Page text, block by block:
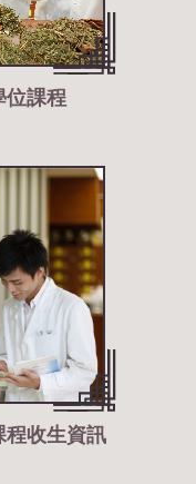
位課程
程收生資訊